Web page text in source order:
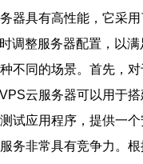
器具有高性能，它采
调整服务器配置，以
不同的场景。首先，
云服务器可以用于
试应用程序，提供一
务非常具有竞争力。